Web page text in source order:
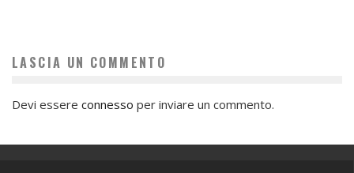
LASCIA UN COMMENTO
Devi essere connesso per inviare un commento.